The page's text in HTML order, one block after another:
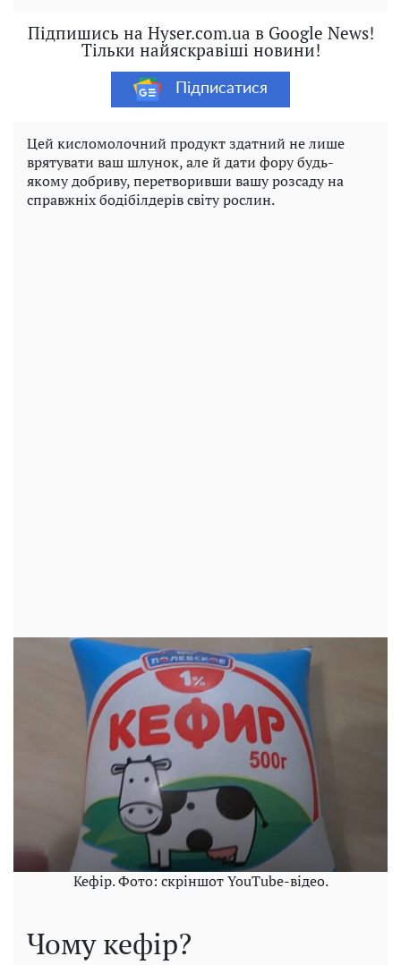
Підпишись на Hyser.com.ua в Google News!
Тільки найяскравіші новини!
Підписатися
Цей кисломолочний продукт здатний не лише
врятувати ваш шлунок, але й дати фору будь-
якому добриву, перетворивши вашу розсаду на
справжніх бодібілдерів світу рослин.
Кефір. Фото: скріншот YouTube-відео.
Чому кефір?